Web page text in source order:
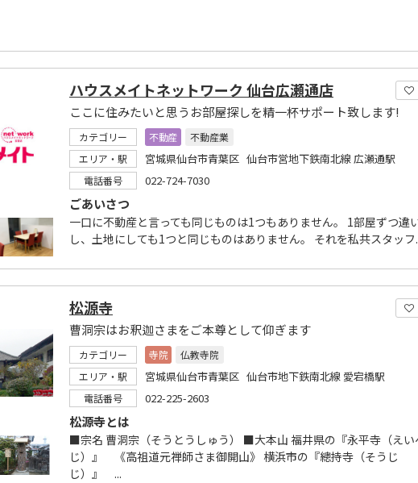
ハウスメイトネットワーク 仙台広瀬通店
ここに住みたいと思うお部屋探しを精一杯サポート致します!
カテゴリー 不動産
不動産業
エリア・駅
宮城県仙台市青葉区 仙台市営地下鉄南北線 広瀬通駅
電話番号 022-724-7030
ごあいさつ
一口に不動産と言っても同じものは1つもありません。 1部屋ずつ違
し、土地にしても1つと同じものはありません。 それを私共スタッフ
松源寺
曹洞宗はお釈迦さまをご本尊として仰ぎます
カテゴリー 寺院
仏教寺院
エリア・駅
宮城県仙台市青葉区 仙台市地下鉄南北線 愛宕橋駅
電話番号 022-225-2603
松源寺とは
■宗名 曹洞宗（そうとうしゅう） ■大本山 福井県の『永平寺（えい
じ）』 《高祖道元禅師さま御開山》 横浜市の『總持寺（そうじ
じ）』 ...